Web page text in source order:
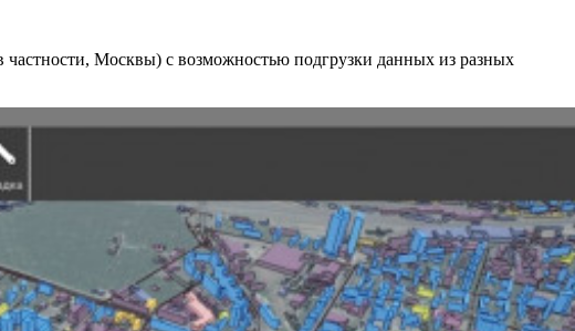
Москвы) с возможностью подгрузки данных из разных